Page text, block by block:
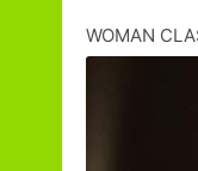
WOMAN